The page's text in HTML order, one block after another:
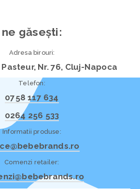
ne găsești:
Adresa birouri:
Nr. 76, Cluj-Napoca
Telefon:
0758 117 634
0264 256 533
Informatii produse:
Comenzi retailer: